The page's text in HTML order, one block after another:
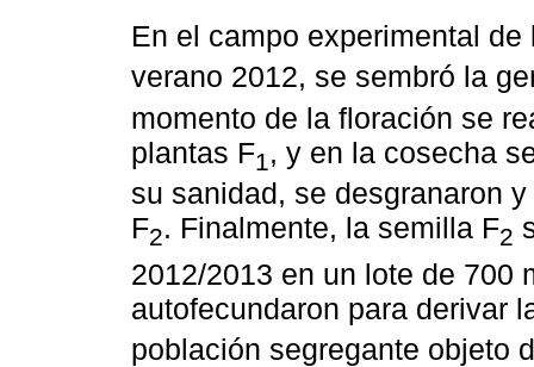
En el campo experimental
verano 2012, se sembró la
momento de la floración se
plantas F1 , y en la cosecha
su sanidad, se desgranaron
F2. Finalmente, la semilla F2
2012/2013 en un lote de 700
autofecundaron para derivar
población segregante objeto